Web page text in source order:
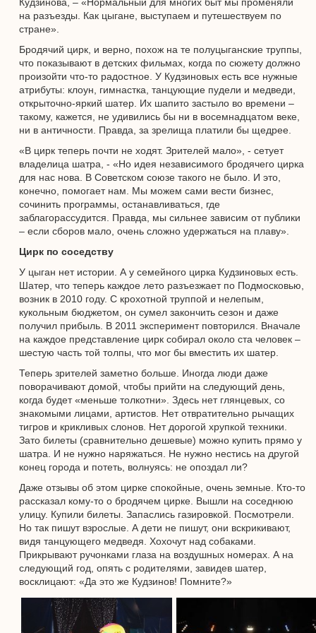
на разъезды. Как цыгане, выступаем и путешествуем по
стране».
Бродячий цирк, и верно, похож на те полуцыганские труппы,
что показывают в детских фильмах, когда по сюжету должно
произойти что-то радостное. У Кудзиновых есть все нужные
атрибуты: клоун, гимнастка, танцующие пудели и медведи,
открыточно-яркий шатер. Их шапито застыло во времени –
такому, кажется, не удивились бы ни в восемнадцатом веке,
ни в античности. Правда, за зрелища платили бы щедрее.
«В цирк теперь почти не ходят. Зрителей мало», - сетует
владелица шатра, - «Но идея независимого бродячего цирка
для нас нова. В Советском союзе такого не было. И это,
конечно, помогает нам. Мы можем сами вести бизнес,
сочинить программы, останавливаться, где
заблагорассудится. Правда, мы сильнее зависим от публики
– если сборов мало, очень сложно удержаться на плаву».
Цирк по соседству
У цыган нет истории. А у семейного цирка Кудзиновых есть.
Шатер, что теперь каждое лето разъезжает по Подмосковью,
возник в 2010 году. С крохотной труппой и нелепым,
кукольным бюджетом, он сумел закончить сезон и даже
получил прибыль. В 2011 эксперимент повторился. Вначале
на каждое представление цирк собирал около ста человек –
шестую часть той толпы, что мог бы вместить их шатер.
Теперь зрителей заметно больше. Иногда люди даже
поворачивают домой, чтобы прийти на следующий день,
когда будет «меньше толкотни». Здесь нет глянцевых, со
знакомыми лицами, артистов. Нет отвратительно рычащих
тигров и крикливых слонов. Нет дорогой хрупкой техники.
Зато билеты (сравнительно дешевые) можно купить прямо у
шатра. И не нужно наряжаться. Не нужно нестись на другой
конец города и потеть, волнуясь: не опоздал ли?
Даже отзывы об этом цирке спокойные, очень земные. Кто-то
рассказал кому-то о бродячем цирке. Вышли на соседнюю
улицу. Купили билеты. Запаслись газировкой. Посмотрели.
Но так пишут взрослые. А дети не пишут, они вскрикивают,
видя танцующего медведя. Хохочут над собаками.
Прикрывают ручонками глаза на воздушных номерах. А на
следующий год, опять с родителями, завидев шатер,
восклицают: «Да это же Кудзинов! Помните?»